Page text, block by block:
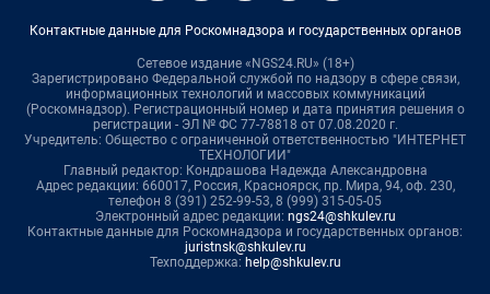
Контактные данные для Роскомнадзора и государственных органов
Сетевое издание «NGS24.RU» (18+)
Зарегистрировано Федеральной службой по надзору в сфере связи,
информационных технологий и массовых коммуникаций
(Роскомнадзор). Регистрационный номер и дата принятия решения о
регистрации - ЭЛ № ФС 77-78818 от 07.08.2020 г.
Учредитель: Общество с ограниченной ответственностью "ИНТЕРНЕТ
ТЕХНОЛОГИИ"
Главный редактор: Кондрашова Надежда Александровна
Адрес редакции: 660017, Россия, Красноярск, пр. Мира, 94, оф. 230,
телефон 8 (391) 252-99-53, 8 (999) 315-05-05
Электронный адрес редакции: ngs24@shkulev.ru
Контактные данные для Роскомнадзора и государственных органов:
juristnsk@shkulev.ru
Техподдержка: help@shkulev.ru